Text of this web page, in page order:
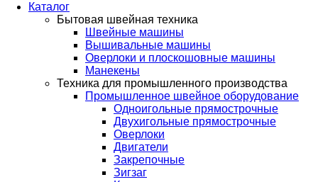
Каталог
Бытовая швейная техника
Швейные машины
Вышивальные машины
Оверлоки и плоскошовные машины
Манекены
Техника для промышленного производства
Промышленное швейное оборудование
Одноигольные прямострочные
Двухигольные прямострочные
Оверлоки
Двигатели
Закрепочные
Зигзаг